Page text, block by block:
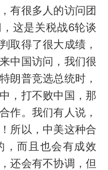
有很多人的访问团
这是关税战6轮谈
取得了很大成绩，
中国访问，我们很
朗普竞选总统时，
，打不败中国，那
作。我们有人说，
所以，中美这种合
，而且也会有成效
还会有不协调，但